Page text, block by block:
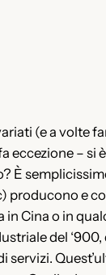
(e a volte
eccezione –
È
e
Cina o in
del